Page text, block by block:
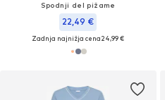
Spodnji del pižame
22,49 €
Zadnja najnižja cena24,99 €